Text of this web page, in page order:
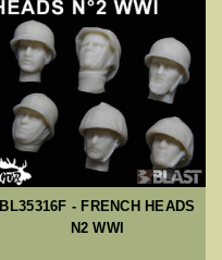
BL35316F - FRENCH HEADS
N2 WWI